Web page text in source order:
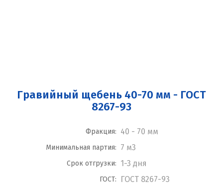
Гравийный щебень 40-70 мм - ГОСТ
8267-93
Фракция: 40 - 70 мм
Минимальная партия: 7 м3
Срок отгрузки: 1-3 дня
ГОСТ: ГОСТ 8267-93